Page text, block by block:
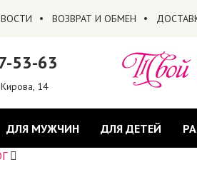
ВОЗВРАТ И ОБМЕН
53-63
14
ДЛЯ МУЖЧИН ДЛЯ ДЕТЕЙ